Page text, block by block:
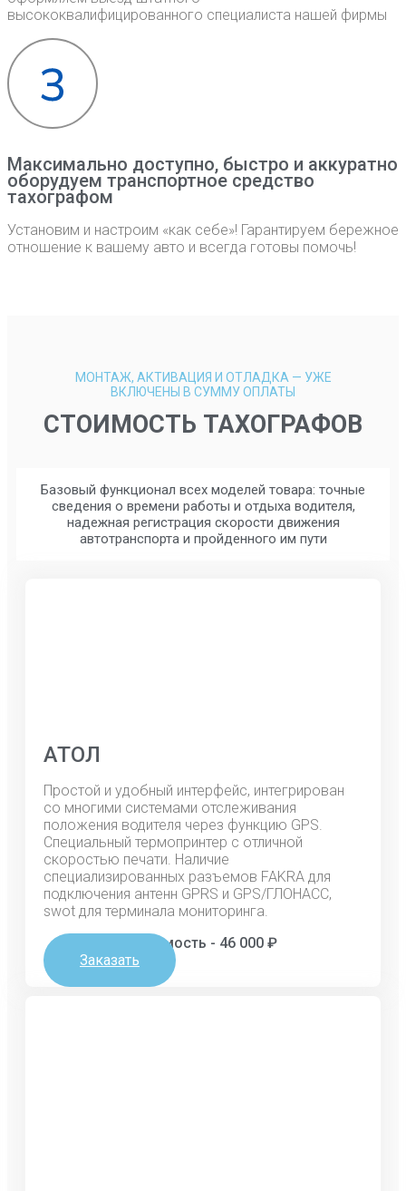
высококвалифицированного специалиста нашей фирмы
Максимально доступно, быстро и аккуратно
оборудуем транспортное средство
тахографом
Установим и настроим «как себе»! Гарантируем бережное
отношение к вашему авто и всегда готовы помочь!
МОНТАЖ, АКТИВАЦИЯ И ОТЛАДКА — УЖЕ
ВКЛЮЧЕНЫ В СУММУ ОПЛАТЫ
СТОИМОСТЬ ТАХОГРАФОВ
Базовый функционал всех моделей товара: точные
сведения о времени работы и отдыха водителя,
надежная регистрация скорости движения
автотранспорта и пройденного им пути
АТОЛ
Простой и удобный интерфейс, интегрирован
со многими системами отслеживания
положения водителя через функцию GPS.
Специальный термопринтер с отличной
скоростью печати. Наличие
специализированных разъемов FAKRA для
подключения антенн GPRS и GPS/ГЛОНАСС,
swot для терминала мониторинга.
Стоимость - 46 000 ₽
Заказать